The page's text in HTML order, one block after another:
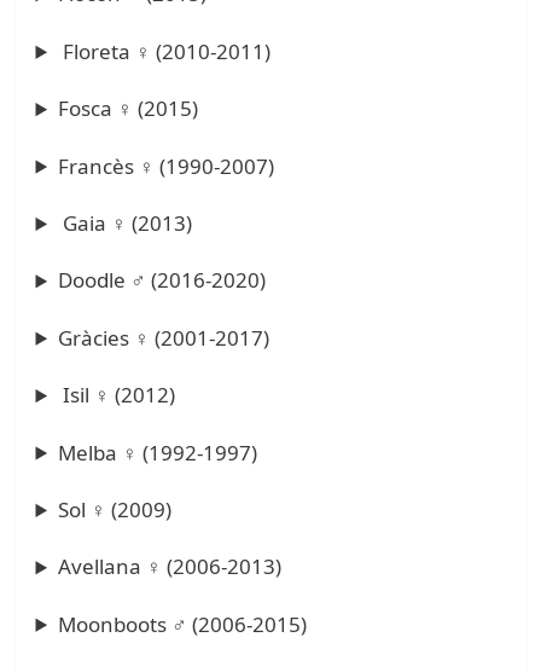
Floreta ♀ (2010-2011)
Fosca ♀ (2015)
Francès ♀ (1990-2007)
Gaia ♀ (2013)
Doodle ♂ (2016-2020)
Gràcies ♀ (2001-2017)
Isil ♀ (2012)
Melba ♀ (1992-1997)
Sol ♀ (2009)
Avellana ♀ (2006-2013)
Moonboots ♂ (2006-2015)